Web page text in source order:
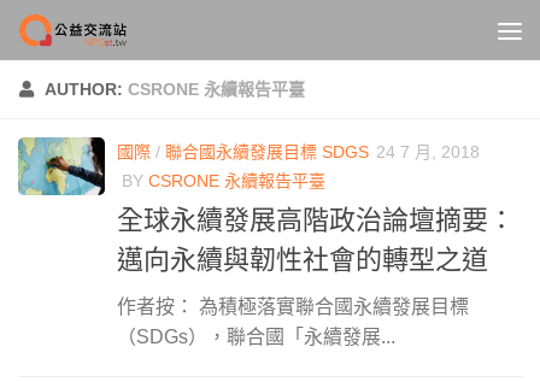
Skip to content
AUTHOR: CSRONE 永續報告平臺
國際 / 聯合國永續發展目標 SDGS 24 7 月, 2018
BY CSRONE 永續報告平臺
全球永續發展高階政治論壇摘要：
邁向永續與韌性社會的轉型之道
作者按： 為積極落實聯合國永續發展目標
（SDGs），聯合國「永續發展...